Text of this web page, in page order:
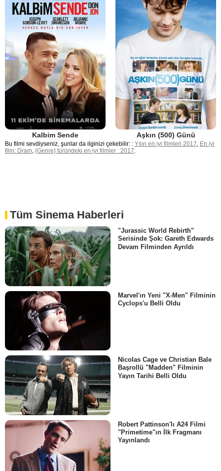
Kalbim Sende Aşkın (500) Günü
Bu filmi sevdiyseniz, şunlar da ilginizi çekebilir: : Yılın en iyi filmleri 2017, En iyi
film: Dram, {Genre} türündeki en iyi filmler : 2017.
Tüm Sinema Haberleri
"Jurassic World Rebirth"
Serisinde Şok: Gareth Edwards
Devam Filminden Ayrıldı
Marvel'ın Yeni "X-Men" Filminin
Cyclops'u Belli Oldu
Nicolas Cage ve Christian Bale
Başrollü "Madden" Filminin
Yayın Tarihi Belli Oldu
Robert Pattinson'lı A24 Filmi
"Primetime"ın İlk Fragmanı
Yayınlandı